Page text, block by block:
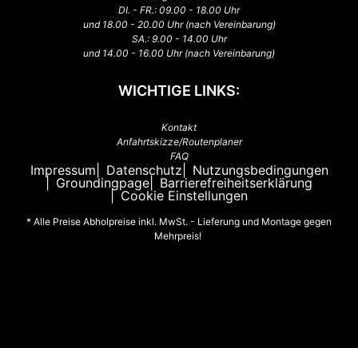
DI. - FR.: 09.00 - 18.00 Uhr
und 18.00 - 20.00 Uhr (nach Vereinbarung)
SA.: 9.00 - 14.00 Uhr
und 14.00 - 16.00 Uhr (nach Vereinbarung)
WICHTIGE LINKS:
Kontakt
Anfahrtskizze/Routenplaner
FAQ
Impressum Datenschutz
Nutzungsbedingungen
Groundingpage
Barrierefreiheitserklärung
Cookie Einstellungen
* Alle Preise Abholpreise inkl. MwSt. - Lieferung und Montage gegen
Mehrpreis!